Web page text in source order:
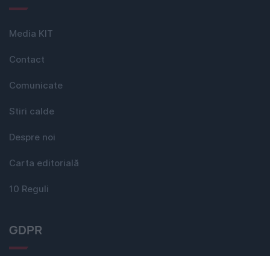
Media KIT
Contact
Comunicate
Stiri calde
Despre noi
Carta editorială
10 Reguli
GDPR